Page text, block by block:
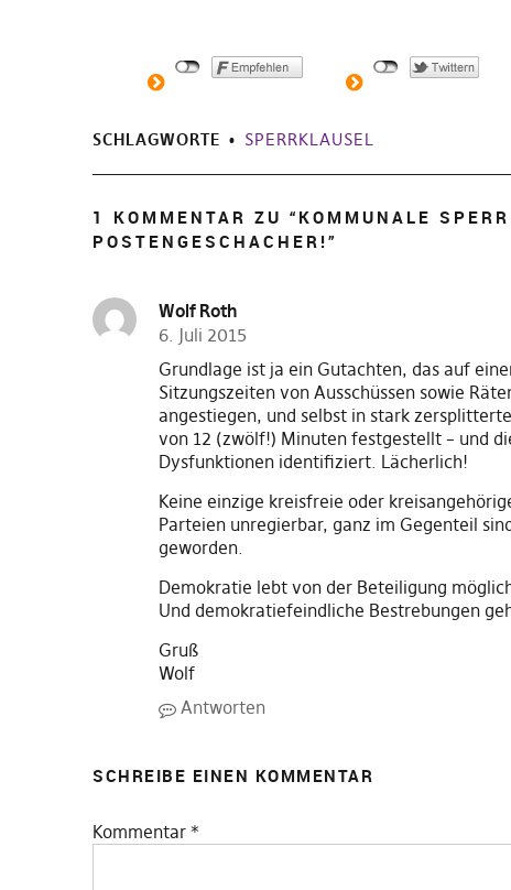
SCHLAGWORTE SPERRKLAUSEL
1 KOMMENTAR ZU “ KOMMUNALE
POSTENGESCHACHER!”
Wolf Roth
6. Juli 2015
Grundlage ist ja ein Gutachten, das auf
Sitzungszeiten von Ausschüssen sowie
angestiegen, und selbst in stark
von 12 (zwölf!) Minuten festgestellt – und
Dysfunktionen identifiziert. Lächerlich!
Keine einzige kreisfreie oder
Parteien unregierbar, ganz im Gegenteil
geworden.
Demokratie lebt von der Beteiligung
Und demokratiefeindliche Bestrebungen
Gruß
Wolf
Antworten
SCHREIBE EINEN KOMMENTAR
Kommentar *